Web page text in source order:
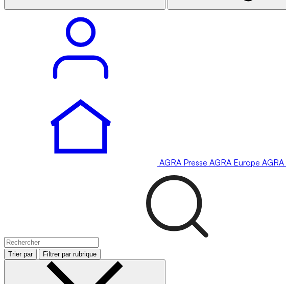
AGRA Presse AGRA Europe AGRA
Trier par Filtrer par rubrique